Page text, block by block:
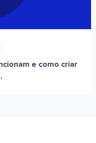
e como criar